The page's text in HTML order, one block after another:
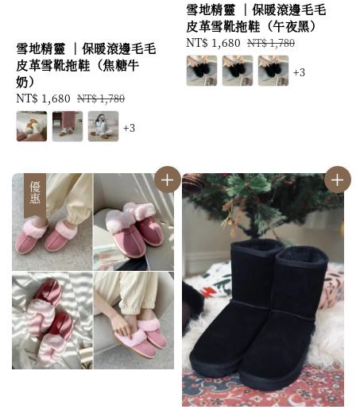
雪地精靈 ｜保暖滾邊毛毛
皮革雪靴拖鞋（焦糖牛
奶）
Sale
price
NT$ 1,680 Regular
price
NT$ 1,780
+3
雪地精靈 ｜保暖滾邊毛毛
皮革雪靴拖鞋（午夜黑）
Sale
price
NT$ 1,680 Regular
price
NT$ 1,780
+3
優惠